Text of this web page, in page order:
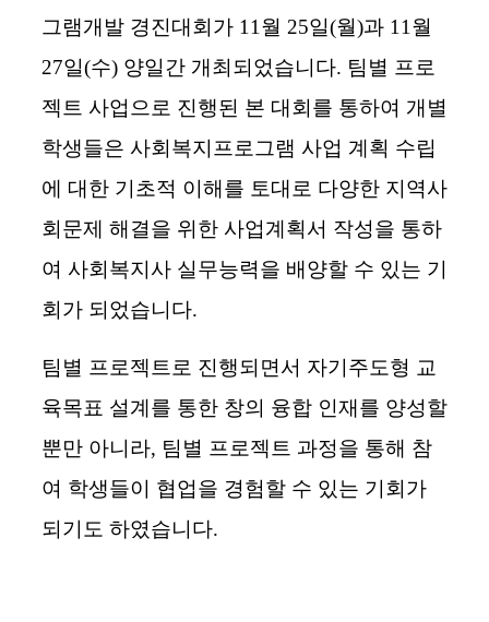
그램개발 경진대회가 11 월 25일(월)과 11 월
27일(수) 양일간 개최되었습니다. 팀별 프로
젝트 사업으로 진행된 본 대회를 통하여 개별
학생들은 사회복지프로그램 사업 계획 수립
에 대한 기초적 이해를 토대로 다양한 지역사
회문제 해결을 위한 사업계획서 작성을 통하
여 사회복지사 실무능력을 배양할 수 있는 기
회가 되었습니다.
팀별 프로젝트로 진행되면서 자기주도형 교
육목표 설계를 통한 창의 융합 인재를 양성할
뿐만 아니라, 팀별 프로젝트 과정을 통해 참
여 학생들이 협업을 경험할 수 있는 기회가
되기도 하였습니다.